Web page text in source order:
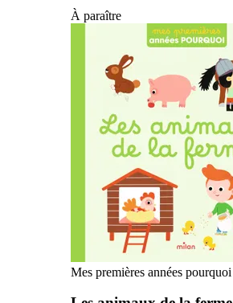
À paraître
Mes premières années pourquoi